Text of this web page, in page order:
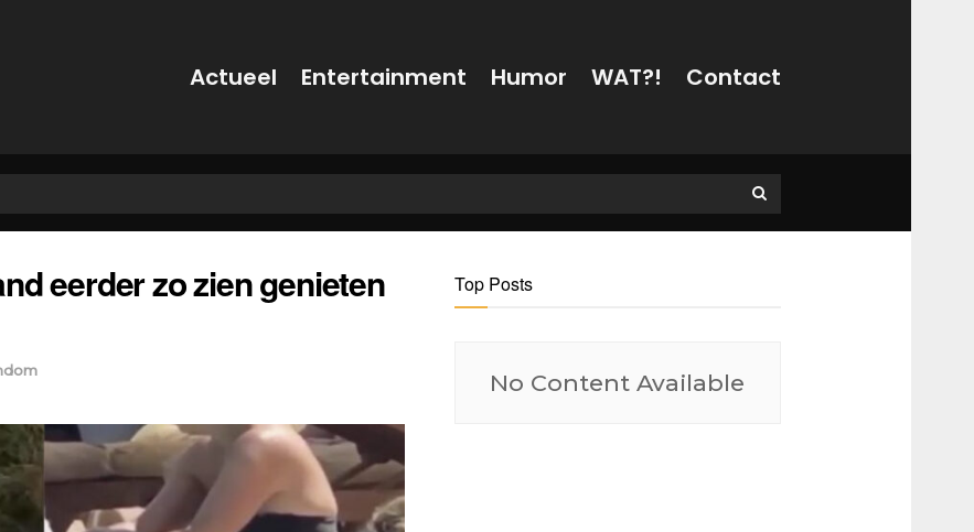
Actueel Entertainment Humor WAT?! Contact
eerder zo zien genieten Top Posts
No Content Available